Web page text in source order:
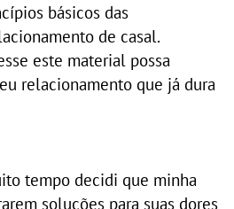
básicos das
de casal.
este material possa
relacionamento que já dura
tempo decidi que minha
soluções para suas dores